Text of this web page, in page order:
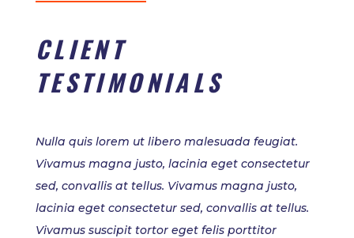
CLIENT
TESTIMONIALS
Nulla quis lorem ut libero malesuada feugiat.
Vivamus magna justo, lacinia eget consectetur
sed, convallis at tellus. Vivamus magna justo,
lacinia eget consectetur sed, convallis at tellus.
Vivamus suscipit tortor eget felis porttitor